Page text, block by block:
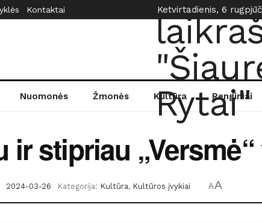
Kontaktai Ketvirtadienis, 6
Nuomonės Žmonės Kultūra Renginiai
ir stipriau
2024-03-26 Kategorija: Kultūra, Kultūros įvykiai AA